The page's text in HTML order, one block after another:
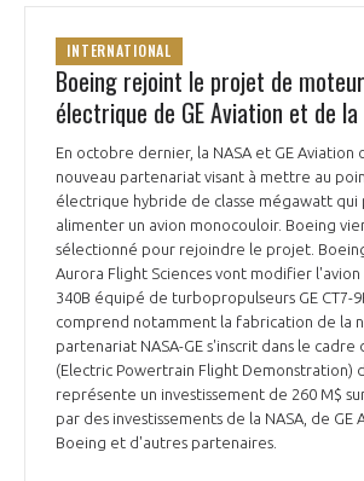
INTERNATIONAL
Boeing rejoint le projet de
électrique de GE Aviation et de la
En octobre dernier, la NASA et GE Aviation
nouveau partenariat visant à mettre au
électrique hybride de classe mégawatt qui
alimenter un avion monocouloir. Boeing
sélectionné pour rejoindre le projet.
Aurora Flight Sciences vont modifier l'avion
340B équipé de turbopropulseurs GE CT7-
comprend notamment la fabrication de la
partenariat NASA-GE s'inscrit dans le cadre
(Electric Powertrain Flight Demonstration)
représente un investissement de 260 M$
par des investissements de la NASA, de GE
Boeing et d'autres partenaires.